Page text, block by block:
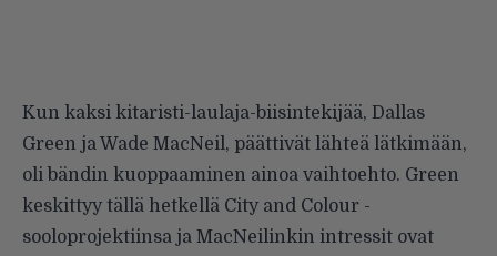
Kun kaksi kitaristi-laulaja-biisintekijää, Dallas
Green ja Wade MacNeil, päättivät lähteä lätkimään,
oli bändin kuoppaaminen ainoa vaihtoehto. Green
keskittyy tällä hetkellä City and Colour -
sooloprojektiinsa ja MacNeilinkin intressit ovat